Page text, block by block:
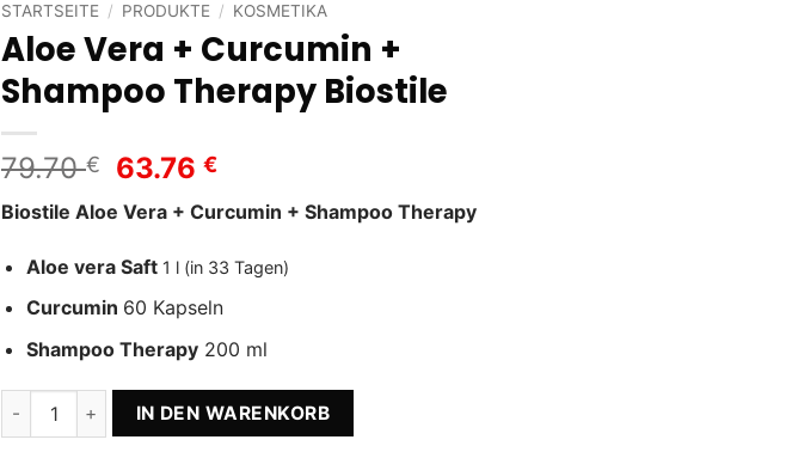
STARTSEITE / PRODUKTE / KOSMETIKA
Aloe Vera + Curcumin +
Shampoo Therapy Biostile
79.70€
Ursprünglicher
war:
79.70 €
63.76€Aktueller
Preis
ist:
63.76 €.
Biostile Aloe Vera + Curcumin + Shampoo Therapy
Aloe vera Saft 1 l (in 33 Tagen)
Curcumin 60 Kapseln
Shampoo Therapy200 ml
Aloe Vera + Curcumin + Shampoo Therapy Biostile Menge
IN DEN WARENKORB